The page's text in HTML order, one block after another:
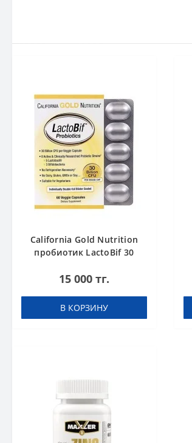
California Gold Nutrition
пробиотик LactoBif 30
15 000 тг.
В КОРЗИНУ